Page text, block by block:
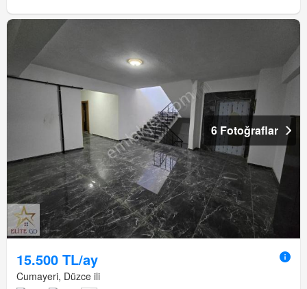
6 Fotoğraflar
15.500 TL/ay
Cumayeri, Düzce ili